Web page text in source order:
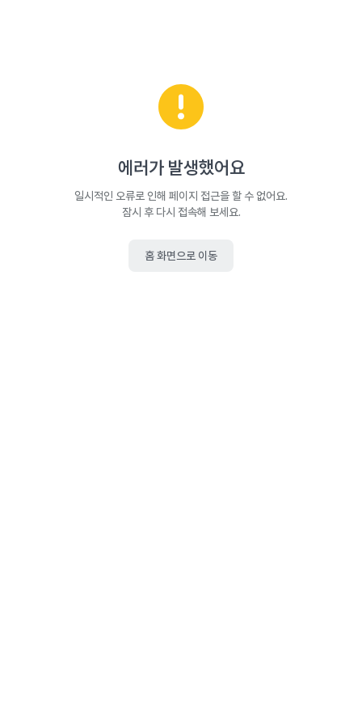
에러가 발생했어요
일시적인 오류로 인해 페이지 접근을 할 수 없어요.
잠시 후 다시 접속해 보세요.
홈 화면으로 이동